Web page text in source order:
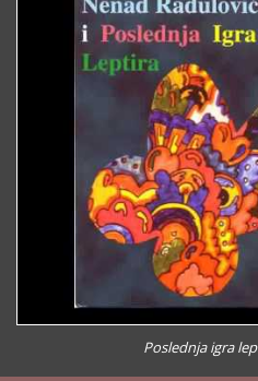
Poslednja igra